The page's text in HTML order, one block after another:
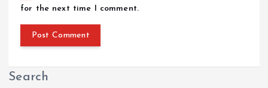
for the next time I comment.
Search